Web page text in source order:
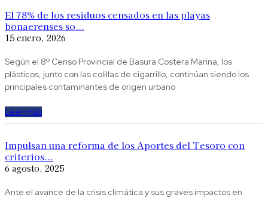
El 78% de los residuos censados en las playas
bonaerenses so...
15 enero, 2026
Según el 8º Censo Provincial de Basura Costera Marina, los
plásticos, junto con las colillas de cigarrillo, continúan siendo los
principales contaminantes de origen urbano
Leer más
Impulsan una reforma de los Aportes del Tesoro con
criterios...
6 agosto, 2025
Ante el avance de la crisis climática y sus graves impactos en